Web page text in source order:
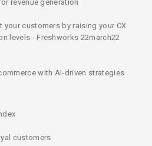
revenue generation
your customers by raising your CX
levels - Freshworks 22march22
with AI-driven strategies
customers